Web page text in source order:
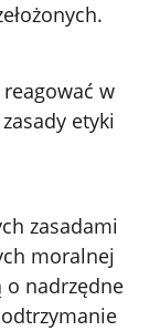
w
etyki
zasadami
moralnej
o nadrzędne